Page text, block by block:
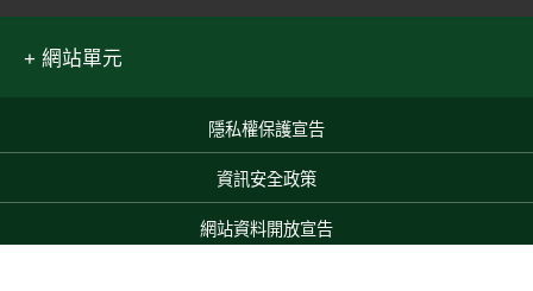
網站單元
隱私權保護宣告
資訊安全政策
網站資料開放宣告